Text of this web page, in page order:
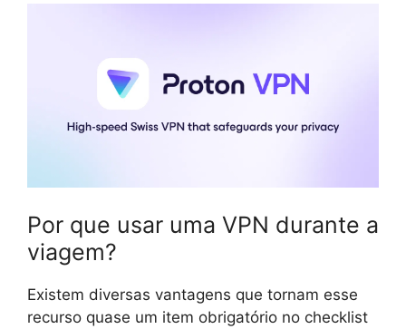
Por que usar uma VPN durante a
viagem?
Existem diversas vantagens que tornam esse
recurso quase um item obrigatório no checklist